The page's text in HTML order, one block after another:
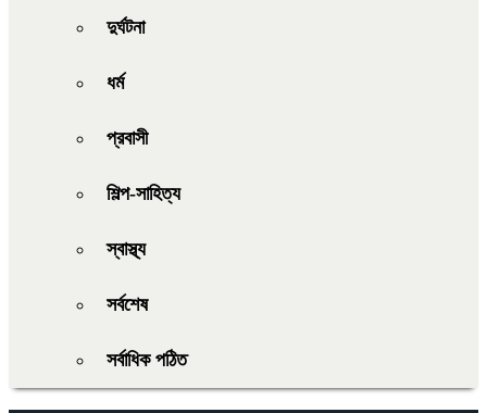
দুর্ঘটনা
ধর্ম
প্রবাসী
শিল্প-সাহিত্য
স্বাস্থ্য
সর্বশেষ
সর্বাধিক পঠিত